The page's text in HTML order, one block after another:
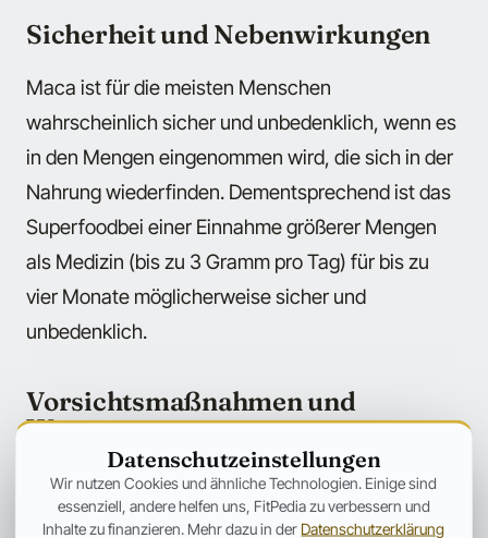
Sicherheit und Nebenwirkungen
Maca ist für die meisten Menschen
wahrscheinlich sicher und unbedenklich, wenn es
in den Mengen eingenommen wird, die sich in der
Nahrung wiederfinden. Dementsprechend ist das
Superfoodbei einer Einnahme größerer Mengen
als Medizin (bis zu 3 Gramm pro Tag) für bis zu
vier Monate möglicherweise sicher und
unbedenklich.
Vorsichtsmaßnahmen und
Warnungen
Bisher ist noch nicht genug über die Sicherheit
von Maca während Schwangerschaft und Stillzeit
Datenschutzeinstellungen
Wir nutzen Cookies und ähnliche Technologien. Einige sind
essenziell, andere helfen uns, FitPedia zu verbessern und
Inhalte zu finanzieren. Mehr dazu in der Datenschutzerklärung